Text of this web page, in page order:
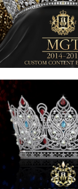
"Королева красоты"